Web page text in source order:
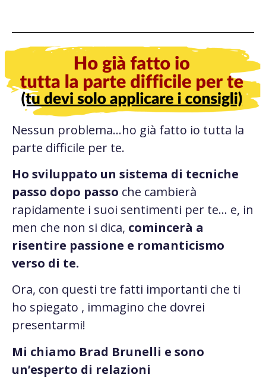
Nessun problema…ho già fatto io tutta la
parte difficile per te.
Ho sviluppato un sistema di tecniche
passo dopo passo che cambierà
rapidamente i suoi sentimenti per te… e, in
men che non si dica, comincerà a
risentire passione e romanticismo
verso di te.
Ora, con questi tre fatti importanti che ti
ho spiegato , immagino che dovrei
presentarmi!
Mi chiamo Brad Brunelli e sono
un’esperto di relazioni